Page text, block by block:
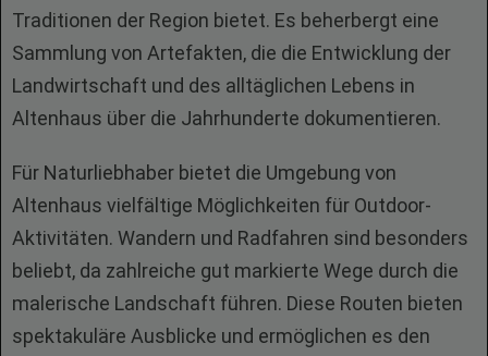
Traditionen der Region bietet. Es beherbergt eine
Sammlung von Artefakten, die die Entwicklung der
Landwirtschaft und des alltäglichen Lebens in
Altenhaus über die Jahrhunderte dokumentieren.
Für Naturliebhaber bietet die Umgebung von
Altenhaus vielfältige Möglichkeiten für Outdoor-
Aktivitäten. Wandern und Radfahren sind besonders
beliebt, da zahlreiche gut markierte Wege durch die
malerische Landschaft führen. Diese Routen bieten
spektakuläre Ausblicke und ermöglichen es den